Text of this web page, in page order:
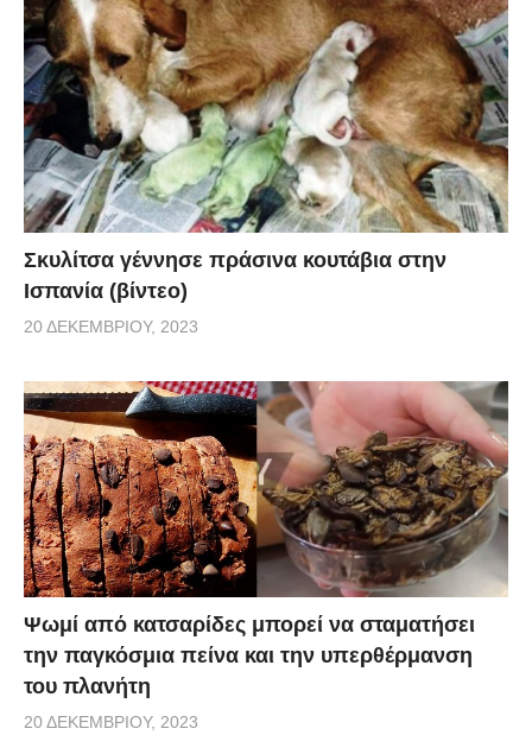
Σκυλίτσα γέννησε πράσινα κουτάβια στην
Ισπανία (βίντεο)
20 ΔΕΚΕΜΒΡΊΟΥ, 2023
Ψωμί από κατσαρίδες μπορεί να σταματήσει
την παγκόσμια πείνα και την υπερθέρμανση
του πλανήτη
20 ΔΕΚΕΜΒΡΊΟΥ, 2023